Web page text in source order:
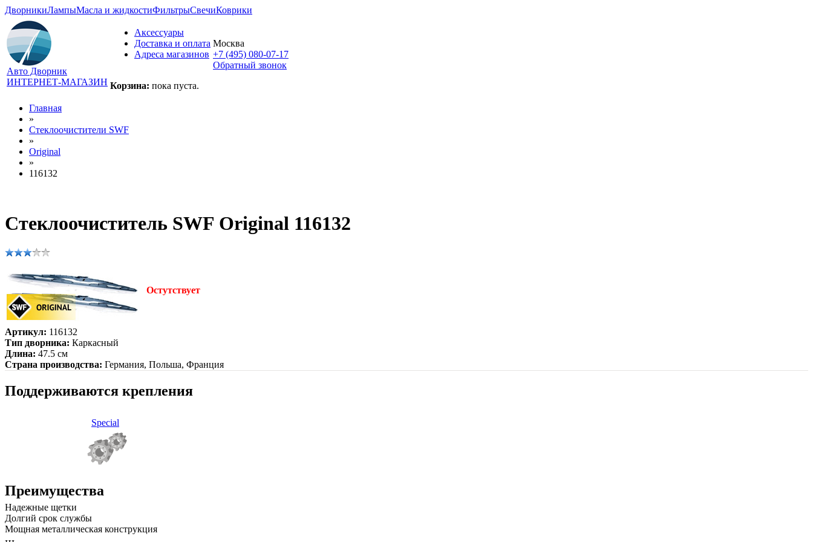
ДворникиЛампыМасла и жидкостиФильтрыСвечиКоврики
Авто Дворник
ИНТЕРНЕТ-МАГАЗИН
Аксессуары
Доставка и оплата
Адреса магазинов
Корзина: пока пуста.
Москва
+7 (495) 080-07-17
Обратный звонок
Главная
»
Стеклоочистители SWF
»
Original
»
116132
Стеклоочиститель SWF Original 116132
Остутствует
Артикул: 116132
Тип дворника: Каркасный
Длина: 47.5 см
Страна производства: Германия, Польша, Франция
Поддерживаются крепления
Special
Преимущества
Надежные щетки
Долгий срок службы
Мощная металлическая конструкция